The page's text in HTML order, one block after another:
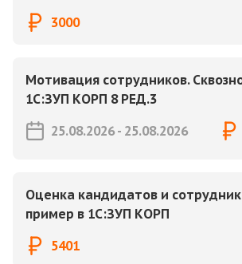
3000
Мотивация сотрудников.
1С:ЗУП КОРП 8 РЕД.3
25.08.2026 - 25.08.2026
Оценка кандидатов и
пример в 1С:ЗУП КОРП
5401